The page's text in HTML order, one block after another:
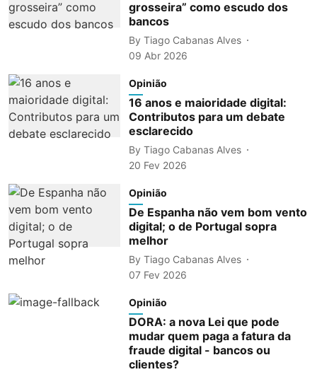
grosseira” como escudo dos
bancos
By Tiago Cabanas Alves
09 Abr 2026
Opinião
16 anos e maioridade digital:
Contributos para um debate
esclarecido
By Tiago Cabanas Alves
20 Fev 2026
Opinião
De Espanha não vem bom vento
digital; o de Portugal sopra
melhor
By Tiago Cabanas Alves
07 Fev 2026
Opinião
DORA: a nova Lei que pode
mudar quem paga a fatura da
fraude digital - bancos ou
clientes?